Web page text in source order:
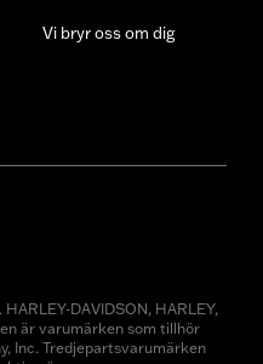
Vi bryr oss om dig
DAVIDSON, HARLEY,
är varumärken som tillhör
Inc. Tredjepartsvarumärken